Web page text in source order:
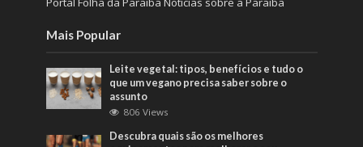
Mais Popular
Leite vegetal: tipos, benefícios e tudo o
que um vegano precisa saber sobre o
assunto
806 Views
Descubra quais são os melhores